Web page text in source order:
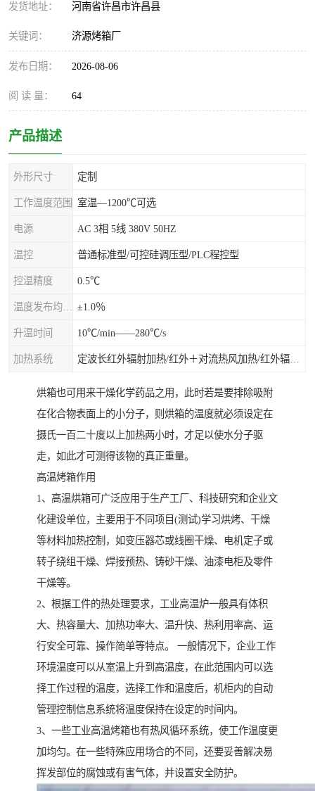
发货地址： 河南省许昌市许昌县
关键词： 济源烤箱厂
发布日期： 2026-08-06
阅 读 量： 64
产品描述
外形尺寸 定制
工作温度范围 室温—1200℃可选
电源 AC 3相 5线 380V 50HZ
温控 普通标准型/可控硅调压型/PLC程控型
控温精度 0.5℃
±1.0％
升温时间 10℃/min——280℃/s
加热系统
烘箱也可用来干燥化学药品之用，此时若是要排除吸附
在化合物表面上的小分子，则烘箱的温度就必须设定在
摄氏一百二十度以上加热两小时，才足以使水分子驱
走，如此才可测得该物的真正重量。
高温烤箱作用
1、高温烘箱可广泛应用于生产工厂、科技研究和企业文
化建设单位，主要用于不同项目(测试)学习烘烤、干燥
等材料加热控制，如变压器芯或线圈干燥、电机定子或
转子绕组干燥、焊接预热、铸砂干燥、油漆电柜及零件
干燥等。
2、根据工件的热处理要求，工业高温炉一般具有体积
大、热容量大、加热功率大、温升快、热利用率高、运
行安全可靠、操作简单等特点。 一般情况下，企业工作
环境温度可以从室温上升到高温度，在此范围内可以选
择工作过程的温度，选择工作和温度后，机柜内的自动
管理控制信息系统将温度保持在设定的时间内。
3、一些工业高温烤箱也有热风循环系统，使工作温度更
加均匀。在一些特殊应用场合的不同，还要妥善解决易
挥发部位的腐蚀或有害气体，并设置安全防护。